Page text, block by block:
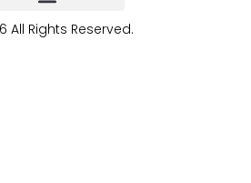
All Rights Reserved.